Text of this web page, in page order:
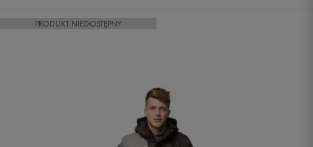
PRODUKT NIEDOSTĘPNY